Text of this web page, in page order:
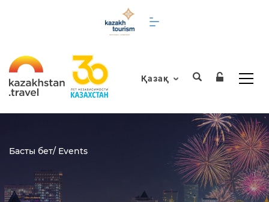
Қазақ
Басты бет/ Events